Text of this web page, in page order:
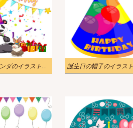
ウサギとパンダのイラストの誕生日カード 誕生日の帽子のイラスト